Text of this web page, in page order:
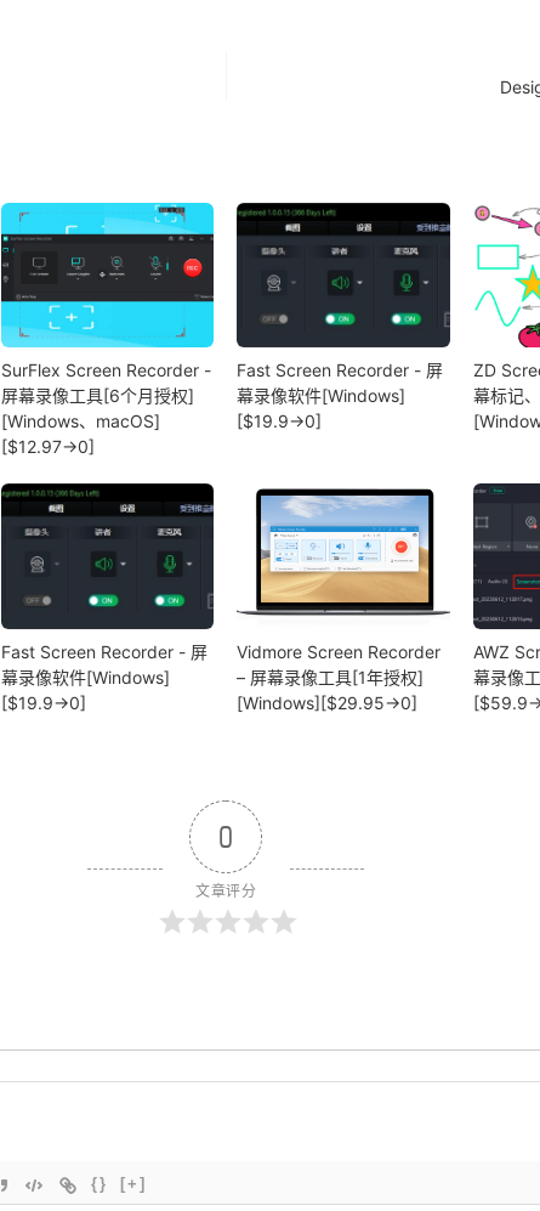
SurFlex Screen Recorder -
屏幕录像工具[6个月授权]
[Windows、macOS]
[$12.97→0]
Fast Screen Recorder - 屏
幕录像软件[Windows]
[$19.9→0]
ZD
幕标记
Fast Screen Recorder - 屏
幕录像软件[Windows]
[$19.9→0]
Vidmore Screen Recorder
– 屏幕录像工具[1年授权]
[Windows][$29.95→0]
AWZ
幕录像
0
文章评分
{} [+]